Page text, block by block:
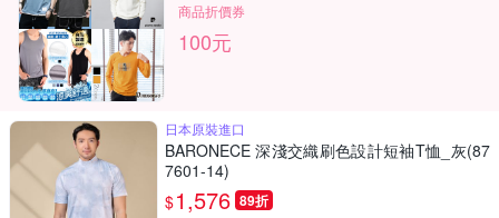
商品折價券
100元
日本原裝進口
BARONECE 深淺交織刷色設計短袖T恤_灰(87
7601-14)
$1,576 89折